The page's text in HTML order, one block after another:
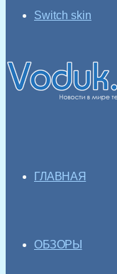
Switch skin
ГЛАВНАЯ
ОБЗОРЫ